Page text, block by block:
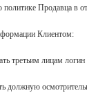
Продавца в
Клиентом:
третьим лицам
должную